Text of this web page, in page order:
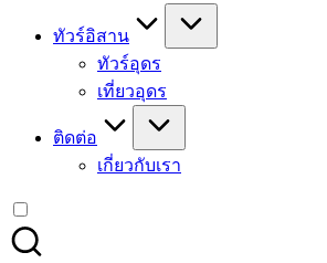
ทัวร์อิสาน
ทัวร์อุดร
เที่ยวอุดร
ติดต่อ
เกี่ยวกับเรา